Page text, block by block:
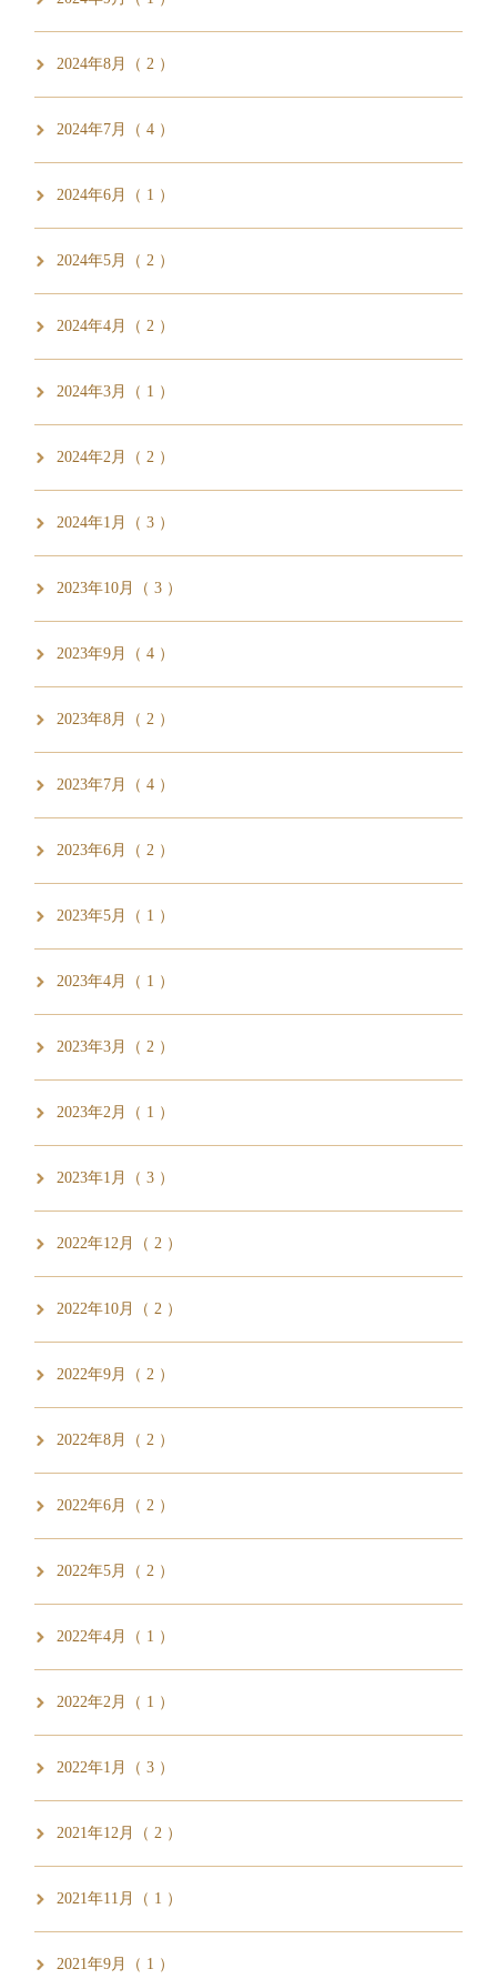
2024年8月（ 2 ）
2024年7月（ 4 ）
2024年6月（ 1 ）
2024年5月（ 2 ）
2024年4月（ 2 ）
2024年3月（ 1 ）
2024年2月（ 2 ）
2024年1月（ 3 ）
2023年10月（ 3 ）
2023年9月（ 4 ）
2023年8月（ 2 ）
2023年7月（ 4 ）
2023年6月（ 2 ）
2023年5月（ 1 ）
2023年4月（ 1 ）
2023年3月（ 2 ）
2023年2月（ 1 ）
2023年1月（ 3 ）
2022年12月（ 2 ）
2022年10月（ 2 ）
2022年9月（ 2 ）
2022年8月（ 2 ）
2022年6月（ 2 ）
2022年5月（ 2 ）
2022年4月（ 1 ）
2022年2月（ 1 ）
2022年1月（ 3 ）
2021年12月（ 2 ）
2021年11月（ 1 ）
2021年9月（ 1 ）